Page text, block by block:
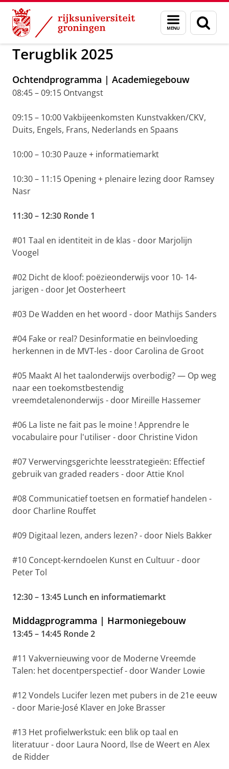
Skip
Content
Skip
Navigation
Menu
en
zoeken
GMW Dag van Taal, Kunsten en Cultuur
Terugblik 2025
Ochtendprogramma | Academiegebouw
08:45 – 09:15 Ontvangst
09:15 – 10:00 Vakbijeenkomsten Kunstvakken/CKV,
Duits, Engels, Frans, Nederlands en Spaans
10:00 – 10:30 Pauze + informatiemarkt
10:30 – 11:15 Opening + plenaire lezing door Ramsey
Nasr
11:30 – 12:30 Ronde 1
#01 Taal en identiteit in de klas - door Marjolijn
Voogel
#02 Dicht de kloof: poëzieonderwijs voor 10- 14-
jarigen - door Jet Oosterheert
#03 De Wadden en het woord - door Mathijs Sanders
#04 Fake or real? Desinformatie en beïnvloeding
herkennen in de MVT-les - door Carolina de Groot
#05 Maakt AI het taalonderwijs overbodig? — Op weg
naar een toekomstbestendig
vreemdetalenonderwijs - door Mireille Hassemer
#06 La liste ne fait pas le moine ! Apprendre le
vocabulaire pour l'utiliser - door Christine Vidon
#07 Verwervingsgerichte leesstrategieën: Effectief
gebruik van graded readers - door Attie Knol
#08 Communicatief toetsen en formatief handelen -
door Charline Rouffet
#09 Digitaal lezen, anders lezen? - door Niels Bakker
#10 Concept-kerndoelen Kunst en Cultuur - door
Peter Tol
12:30 – 13:45 Lunch en informatiemarkt
Middagprogramma | Harmoniegebouw
13:45 – 14:45 Ronde 2
#11 Vakvernieuwing voor de Moderne Vreemde
Talen: het docentperspectief - door Wander Lowie
#12 Vondels Lucifer lezen met pubers in de 21e eeuw
- door Marie-José Klaver en Joke Brasser
#13 Het profielwerkstuk: een blik op taal en
literatuur - door Laura Noord, Ilse de Weert en Alex
de Ridder